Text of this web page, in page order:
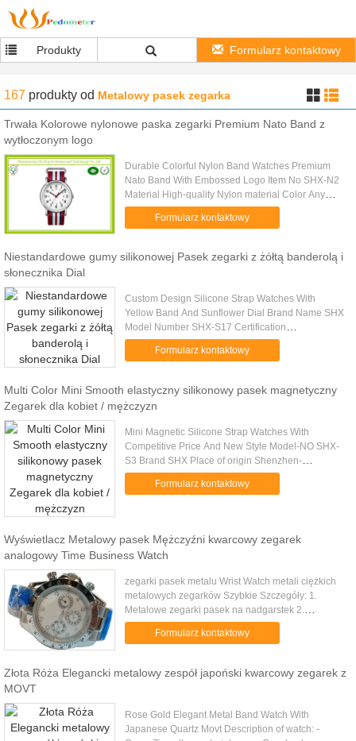
Produkty Formularz kontaktowy
167 produkty od Metalowy pasek zegarka
Trwała Kolorowe nylonowe paska zegarki Premium Nato Band z
wytłoczonym logo
Durable Colorful Nylon Band Watches Premium
Nato Band With Embossed Logo Item No SHX-N2
Material High-quality Nylon material Color Any
pantone color is available Certificate
CE/ROHS/SGS Watch movement PC21/2035...
Formularz kontaktowy
Niestandardowe gumy silikonowej Pasek zegarki z żółtą banderolą i
słonecznika Dial
Custom Design Silicone Strap Watches With
Yellow Band And Sunflower Dial Brand Name SHX
Model Number SHX-S17 Certification
ROHS/SGS/CE Watchcase Size 48*35 MM Strap
Length 20 CM Buckle 20 MM/ Stainless steel .....
Formularz kontaktowy
Multi Color Mini Smooth elastyczny silikonowy pasek magnetyczny
Zegarek dla kobiet / mężczyzn
Mini Magnetic Silicone Strap Watches With
Competitive Price And New Style Model-NO SHX-
S3 Brand SHX Place of origin Shenzhen-
Guangdong-China Item Name: Mili silicone rubber
watch Material: Silicone rubber Color...
Formularz kontaktowy
Wyświetlacz Metalowy pasek Mężczyźni kwarcowy zegarek
analogowy Time Business Watch
zegarki pasek metalu Wrist Watch metali ciężkich
metalowych zegarków Szybkie Szczegóły: 1.
Metalowe zegarki pasek na nadgarstek 2.
Analogowy wyświetlacz czasu 3. wodoodporna
konstrukcja 4. własnym logo 5. w...
Formularz kontaktowy
Złota Róża Elegancki metalowy zespół japoński kwarcowy zegarek z
MOVT
Rose Gold Elegant Metal Band Watch With
Japanese Quartz Movt Description of watch: -